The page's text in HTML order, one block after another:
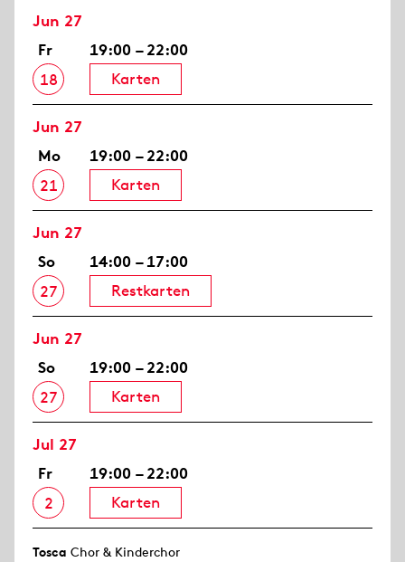
Jun 27
Fr
18
19:00 – 22:00
Karten
Jun 27
Mo
21
19:00 – 22:00
Karten
Jun 27
So
27
14:00 – 17:00
Restkarten
Jun 27
So
27
19:00 – 22:00
Karten
Jul 27
Fr
2
19:00 – 22:00
Karten
Tosca Chor & Kinderchor